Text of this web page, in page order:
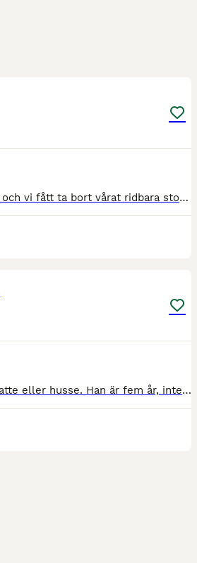
Då det inte blivit som planerat och vi fått ta bort vårat ridbara sto så behöver vi se oss om efter ett nytt hem till Donna. Musblackskäck. Blir över 140 i mankhöjd. Vaccinerad och verkad regelbundet
Fina Gangster letar sin egna matte eller husse. Han är fem år, inte inriden så det är tillfälle nu att starta direkt och forma honom som man vill. Han kommer absolut passa till tävlibg eller lyxig rid